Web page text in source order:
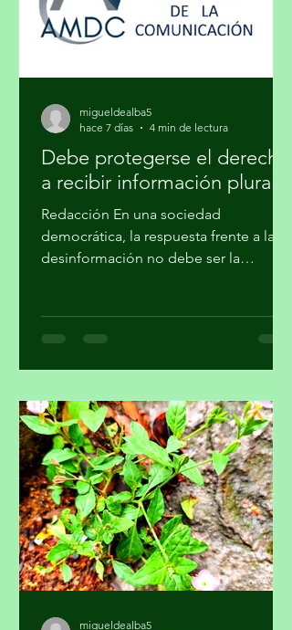
Debe protegerse el derecho
a recibir información plural
Redacción En una sociedad
democrática, la respuesta frente a la
desinformación no debe ser la
mediática, la pluralidad informativa, la
ética de la comunicación y la
afirmó la Academia Mexicana de la
Comunicción, A. C. En un
posicionamiento público, la Academia
hace un llamado a la Comisión
Reguladora de Telecomunicaciones
para que l
migueldealba5
hace 7 días
4 min de lectura
migueldealba5